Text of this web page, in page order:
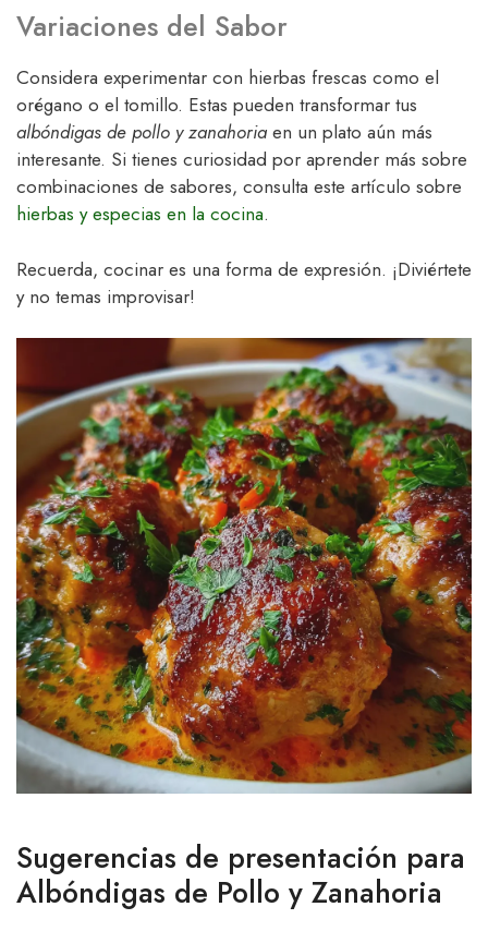
Variaciones del Sabor
Considera experimentar con hierbas frescas como el
orégano o el tomillo. Estas pueden transformar tus
albóndigas de pollo y zanahoria en un plato aún más
interesante. Si tienes curiosidad por aprender más sobre
combinaciones de sabores, consulta este artículo sobre
hierbas y especias en la cocina.
Recuerda, cocinar es una forma de expresión. ¡Diviértete
y no temas improvisar!
Sugerencias de presentación para
Albóndigas de Pollo y Zanahoria